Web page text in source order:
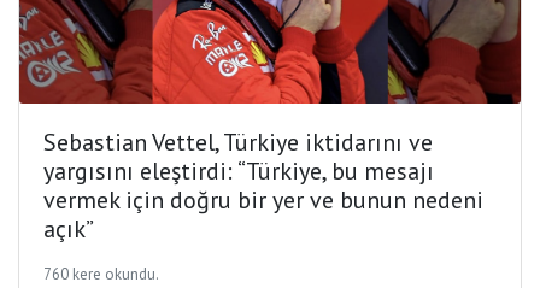
Sebastian Vettel, Türkiye iktidarını ve
yargısını eleştirdi: “Türkiye, bu mesajı
vermek için doğru bir yer ve bunun nedeni
açık”
760 kere okundu.